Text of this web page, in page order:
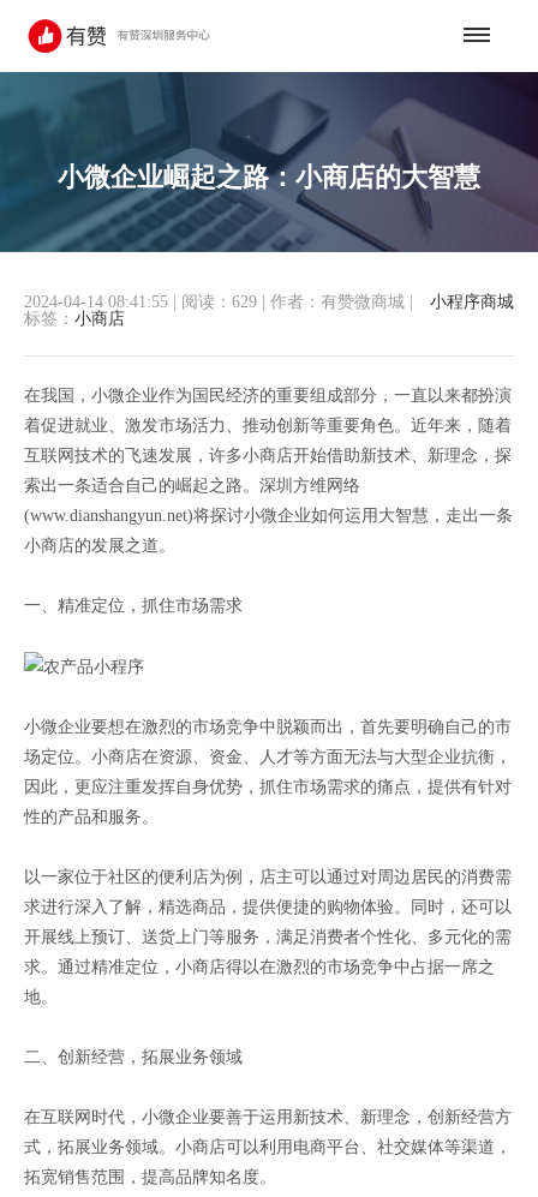
小微企业崛起之路：小商店的大智慧
小程序商城
2024-04-14 08:41:55 阅读：629 作者：有赞微商城
标签： 小商店
在我国，小微企业作为国民经济的重要组成部分，一直以来都扮演
着促进就业、激发市场活力、推动创新等重要角色。近年来，随着
互联网技术的飞速发展，许多小商店开始借助新技术、新理念，探
索出一条适合自己的崛起之路。深圳方维网络
(www.dianshangyun.net)将探讨小微企业如何运用大智慧，走出一条
小商店的发展之道。
一、精准定位，抓住市场需求
小微企业要想在激烈的市场竞争中脱颖而出，首先要明确自己的市
场定位。小商店在资源、资金、人才等方面无法与大型企业抗衡，
因此，更应注重发挥自身优势，抓住市场需求的痛点，提供有针对
性的产品和服务。
以一家位于社区的便利店为例，店主可以通过对周边居民的消费需
求进行深入了解，精选商品，提供便捷的购物体验。同时，还可以
开展线上预订、送货上门等服务，满足消费者个性化、多元化的需
求。通过精准定位，小商店得以在激烈的市场竞争中占据一席之
地。
二、创新经营，拓展业务领域
在互联网时代，小微企业要善于运用新技术、新理念，创新经营方
式，拓展业务领域。小商店可以利用电商平台、社交媒体等渠道，
拓宽销售范围，提高品牌知名度。